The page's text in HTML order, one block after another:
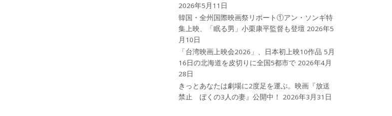
2026年5月11日
韓国・全州国際映画祭リポート①アン・ソンギ特
集上映、「眠る男」小栗康平監督も登壇 2026年5
月10日
「台湾映画上映会2026」、日本初上映10作品 5月
16日の北海道を皮切りに全国5都市で 2026年4月
28日
きっとあなたは劇場に2度足を運ぶ。映画『放送
禁止 ぼくの3人の妻』公開中！
2026年3月31日